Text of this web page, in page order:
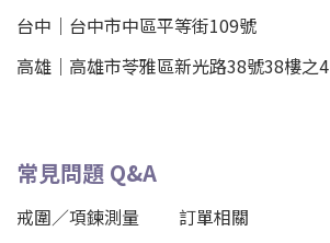
台中｜ 台中市中區平等街109號
高雄｜ 高雄市苓雅區新光路38號38樓之4
常見問題 Q&A
戒圍／項鍊測量
訂單相關